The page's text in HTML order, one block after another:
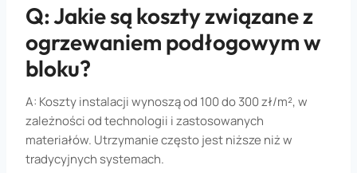
Q: Jakie są koszty związane z
ogrzewaniem podłogowym w
bloku?
A: Koszty instalacji wynoszą od 100 do 300 zł/m², w
zależności od technologii i zastosowanych
materiałów. Utrzymanie często jest niższe niż w
tradycyjnych systemach.